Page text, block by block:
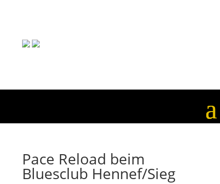
Pace Reload beim
Bluesclub Hennef/Sieg